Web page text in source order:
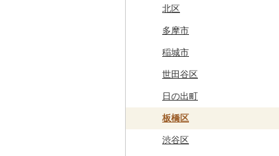
厚真町
奥尻町
網走市
浦河町
広尾町
中札内村
滝川市
中泊町
外ヶ浜町
つがる市
弘前市
鰺ヶ沢町
むつ市
田舎館村
西和賀町
北上市
平泉町
洋野町
大船渡市
山田町
大槌町
蔵王町
女川町
気仙沼市
美里町
松島町
大和町
大郷町
八峰町
鹿角市
大仙市
八郎潟町
山辺町
戸沢村
舟形町
最上町
真室川町
寒河江市
西川町
磐梯町
三春町
本宮市
柳津町
鮫川村
福島市
新地町
常陸大宮市
笠間市
行方市
結城市
城里町
水戸市
鉾田市
益子町
芳賀町
野木町
前橋市
藤岡市
邑楽町
板倉町
嬬恋村
草津町
高崎市
幸手市
日高市
蓮田市
川越市
宮代町
吉見町
東松山市
いすみ市
東庄町
館山市
大網白里市
一宮町
佐倉市
木更津市
北区
多摩市
稲城市
世田谷区
日の出町
板橋区
渋谷区